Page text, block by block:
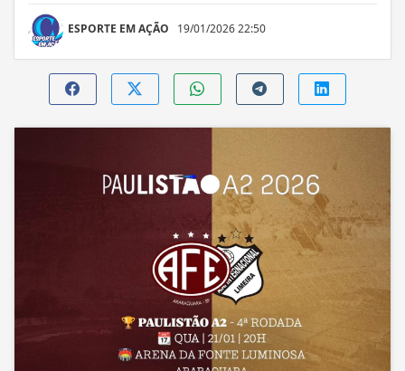
ESPORTE EM AÇÃO 19/01/2026 22:50